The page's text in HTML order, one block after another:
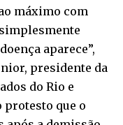
máximo com
aparece”,
presidente da
do Rio e
protesto que o